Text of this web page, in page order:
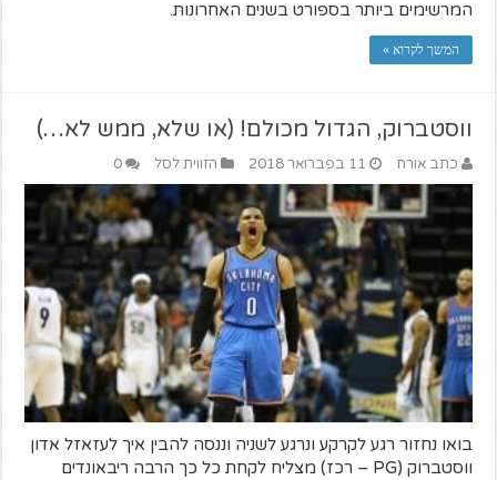
המרשימים ביותר בספורט בשנים האחרונות.
המשך לקרוא »
ווסטברוק, הגדול מכולם! (או שלא, ממש לא…)
כתב אורח 11 בפברואר 2018 הזווית לסל 0
בואו נחזור רגע לקרקע ונרגע לשניה וננסה להבין איך לעזאזל אדון
ווסטברוק (PG – רכז) מצליח לקחת כל כך הרבה ריבאונדים